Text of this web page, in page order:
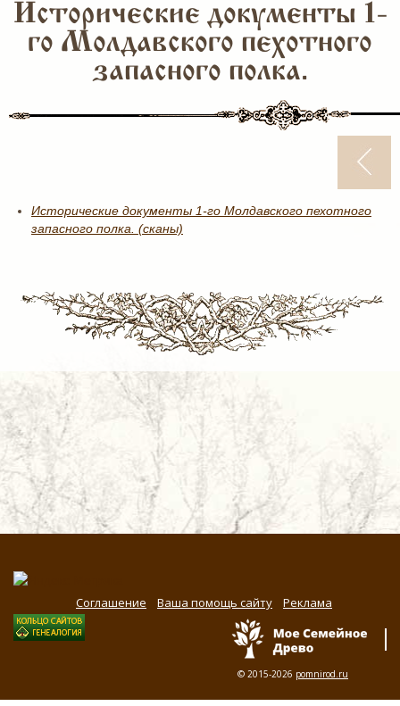
Исторические документы 1-
го Молдавского пехотного
запасного полка.
Исторические документы 1-го Молдавского пехотного
запасного полка. (сканы)
Соглашение Ваша помощь сайту Реклама
© 2015-2026 pomnirod.ru